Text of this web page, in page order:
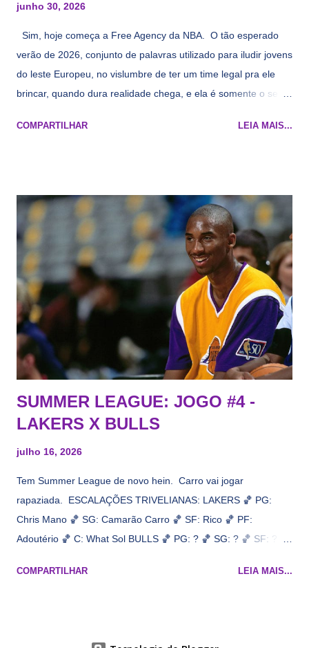
junho 30, 2026
Sim, hoje começa a Free Agency da NBA. O tão esperado
verão de 2026, conjunto de palavras utilizado para iludir jovens
do leste Europeu, no vislumbre de ter um time legal pra ele
brincar, quando dura realidade chega, e ela é somente o seu
cara de decrépito, mas que aparentemente ainda é jovem.
vezes a gente esquece mesmo. Então, como diria o Marcelo
Tas no Telecurso 2000 , É HORA DA REVISÃO! Ah, e quase
todos esses nomes foram linkados ao Lakers. Se de fato há o
interesse, não importa, o nosso compromisso é sempre com a
informação, a veracidade vem depois. E do Lakers hein? Até
agora nada de Ruim Hachaomuro (dizem que Nets tem
interesse) e LeBrão James - esse sendo assediado pelo
Draymond Green enquanto chora pro Cavs contrat...
COMPARTILHAR LEIA MAIS...
SUMMER LEAGUE: JOGO #4 -
LAKERS X BULLS
julho 16, 2026
Tem Summer League de novo hein. Carro vai jogar
rapaziada. ESCALAÇÕES TRIVELIANAS: LAKERS 🏀 PG:
Chris Mano 🏀 SG: Camarão Carro 🏀 SF: Rico 🏀 PF:
Adoutério 🏀 C: What Sol BULLS 🏀 PG: ? 🏀 SG: ? 🏀 SF: ? 🏀
19h00 Local: Las Vegas Transmissão: NBA League Pass,
COMPARTILHAR LEIA MAIS...